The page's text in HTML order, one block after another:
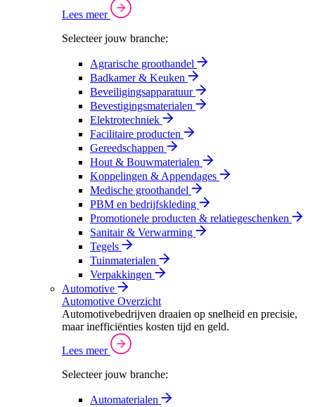
Lees meer
Selecteer jouw branche:
Agrarische groothandel
Badkamer & Keuken
Beveiligingsapparatuur
Bevestigingsmaterialen
Elektrotechniek
Facilitaire producten
Gereedschappen
Hout & Bouwmaterialen
Koppelingen & Appendages
Medische groothandel
PBM en bedrijfskleding
Promotionele producten & relatiegeschenken
Sanitair & Verwarming
Tegels
Tuinmaterialen
Verpakkingen
Automotive
Automotive Overzicht
Automotivebedrijven draaien op snelheid en precisie,
maar inefficiënties kosten tijd en geld.
Lees meer
Selecteer jouw branche:
Automaterialen